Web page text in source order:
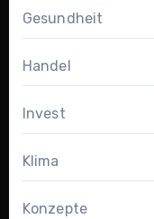
Gesundheit
Handel
Invest
Klima
Konzepte